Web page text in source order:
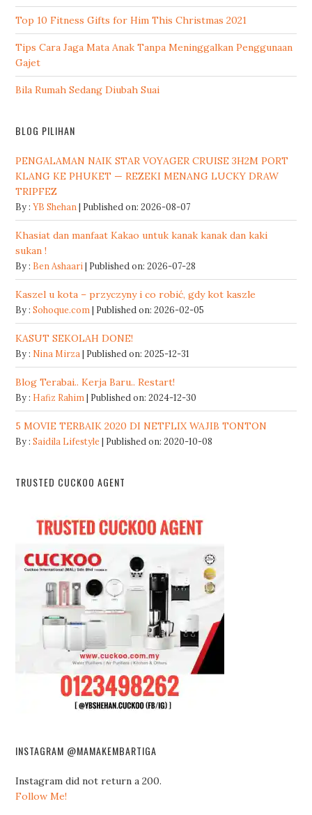
Top 10 Fitness Gifts for Him This Christmas 2021
Tips Cara Jaga Mata Anak Tanpa Meninggalkan Penggunaan
Gajet
Bila Rumah Sedang Diubah Suai
BLOG PILIHAN
PENGALAMAN NAIK STAR VOYAGER CRUISE 3H2M PORT
KLANG KE PHUKET — REZEKI MENANG LUCKY DRAW
TRIPFEZ
By :YB Shehan Published on: 2026-08-07
Khasiat dan manfaat Kakao untuk kanak kanak dan kaki
sukan !
By : Ben Ashaari Published on: 2026-07-28
Kaszel u kota – przyczyny i co robić, gdy kot kaszle
By :Sohoque.com Published on: 2026-02-05
KASUT SEKOLAH DONE!
By : Nina Mirza Published on: 2025-12-31
Blog Terabai.. Kerja Baru.. Restart!
By : Hafiz Rahim Published on: 2024-12-30
5 MOVIE TERBAIK 2020 DI NETFLIX WAJIB TONTON
By :Saidila Lifestyle Published on: 2020-10-08
TRUSTED CUCKOO AGENT
INSTAGRAM @MAMAKEMBARTIGA
Instagram did not return a 200.
Follow Me!